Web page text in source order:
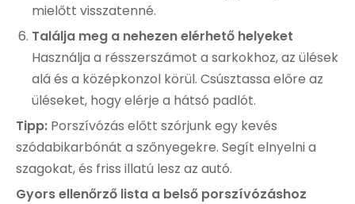
mielőtt visszatenné.
Találja meg a nehezen elérhető helyeket
Használja a résszerszámot a sarkokhoz, az ülések
alá és a középkonzol körül. Csúsztassa előre az
üléseket, hogy elérje a hátsó padlót.
Tipp: Porszívózás előtt szórjunk egy kevés
szódabikarbónát a szőnyegekre. Segít elnyelni a
szagokat, és friss illatú lesz az autó.
Gyors ellenőrző lista a belső porszívózáshoz